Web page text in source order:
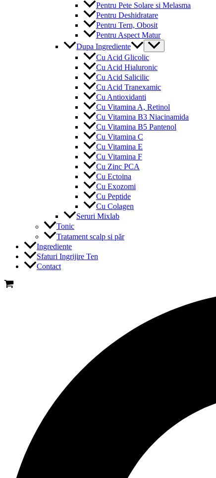
Pentru Pete Solare si Melasma
Pentru Deshidratare
Pentru Tern, Obosit
Pentru Aspect Matur
Dupa Ingrediente
Menu
Toggle
Cu Acid Glicolic
Cu Acid Hialuronic
Cu Acid Salicilic
Cu Acid Tranexamic
Cu Antioxidanti
Cu Vitamina A, Retinol
Cu Vitamina B3 Niacinamida
Cu Vitamina B5 Pantenol
Cu Vitamina C
Cu Vitamina E
Cu Vitamina F
Cu Zinc PCA
Cu Ectoina
Cu Exozomi
Cu Peptide
Cu Colagen
Seruri Mixlab
Tonic
Tratament scalp si păr
Ingrediente
Sfaturi Ingrijire Ten
Contact